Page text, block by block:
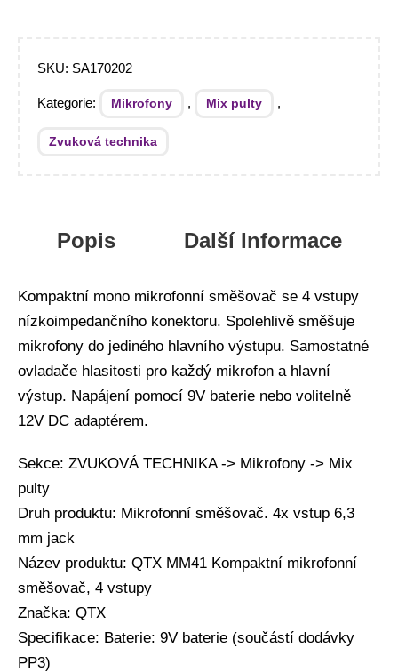
SKU: SA170202
Kategorie: Mikrofony , Mix pulty ,
Zvuková technika
Popis Další Informace
Kompaktní mono mikrofonní směšovač se 4 vstupy
nízkoimpedančního konektoru. Spolehlivě směšuje
mikrofony do jediného hlavního výstupu. Samostatné
ovladače hlasitosti pro každý mikrofon a hlavní
výstup. Napájení pomocí 9V baterie nebo volitelně
12V DC adaptérem.
Sekce: ZVUKOVÁ TECHNIKA -> Mikrofony -> Mix
pulty
Druh produktu: Mikrofonní směšovač. 4x vstup 6,3
mm jack
Název produktu: QTX MM41 Kompaktní mikrofonní
směšovač, 4 vstupy
Značka: QTX
Specifikace: Baterie: 9V baterie (součástí dodávky
PP3)